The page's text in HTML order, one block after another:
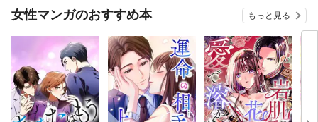
女性マンガのおすすめ本 もっと見る